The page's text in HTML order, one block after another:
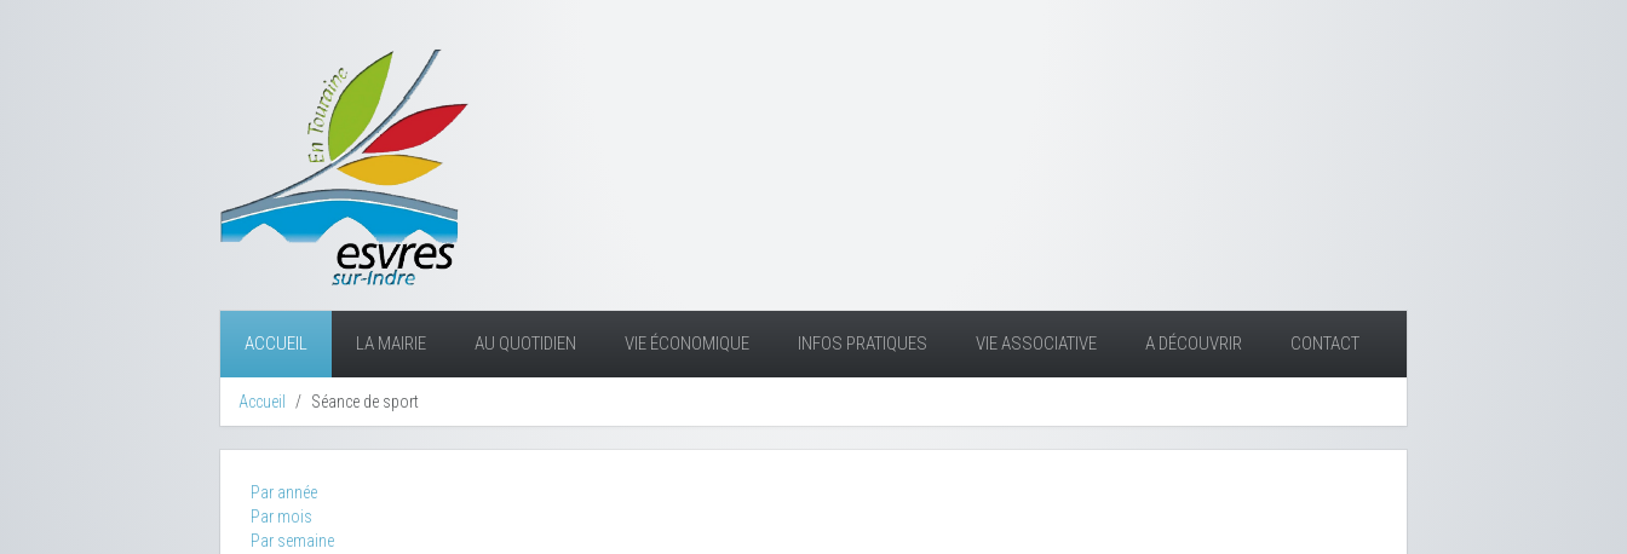
ACCUEIL LA MAIRIE AU QUOTIDIEN VIE ÉCONOMIQUE INFOS PRATIQUES VIE ASSOCIATIVE A DÉCOUVRIR CONTACT
Accueil Séance de sport
Par année
Par mois
Par semaine